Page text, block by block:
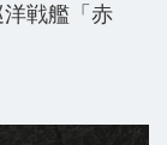
洋戦艦「赤